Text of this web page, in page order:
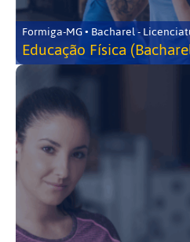
Formiga-MG • Bacharel -
Educação Física